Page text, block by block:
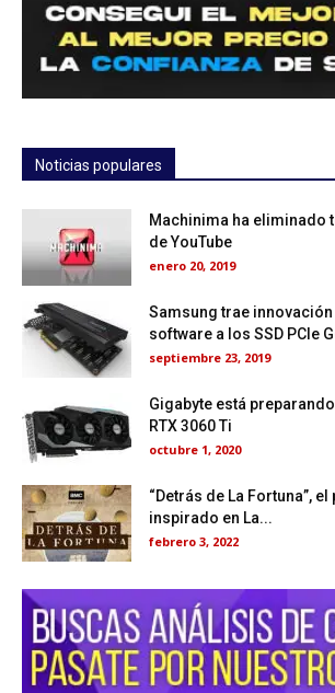
Noticias populares
Machinima ha eliminado
de YouTube
enero 20, 2019
Samsung trae
software a los SSD PCIe
septiembre 23, 2019
Gigabyte está
RTX 3060 Ti
octubre 1, 2020
“Detrás de La Fortuna”,
inspirado en La...
febrero 3, 2022